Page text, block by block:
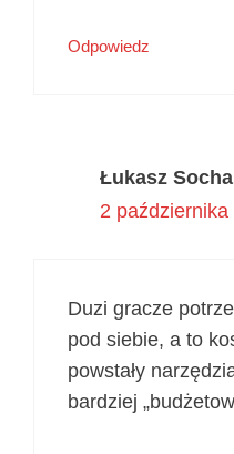
Odpowiedz
Łukasz Socha
2
Duzi gracze
pod siebie, a to
powstały
bardziej